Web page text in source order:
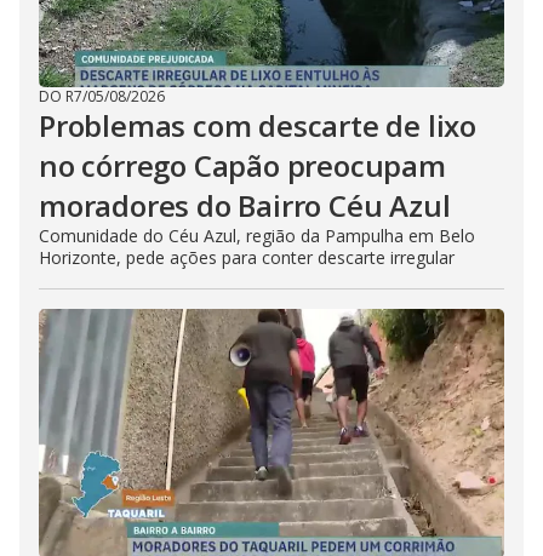
DO R7/05/08/2026
Problemas com descarte de lixo
no córrego Capão preocupam
moradores do Bairro Céu Azul
Comunidade do Céu Azul, região da Pampulha em Belo
Horizonte, pede ações para conter descarte irregular